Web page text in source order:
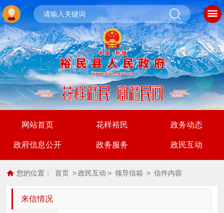
网站首页 花样裕民 政务动态
政府信息公开 政务服务 政民互动
您的位置： 首页 > 政民互动 > 领导信箱 > 信件内容
来信情况